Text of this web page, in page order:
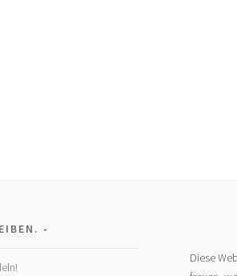
Diese